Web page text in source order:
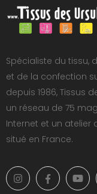
Spécialiste du tissu,
et de la confection
depuis 1986, Tissus
un réseau de 75
Internet et un atelier
situé en France.